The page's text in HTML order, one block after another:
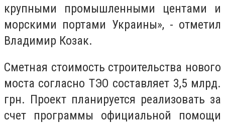
крупными промышленными центами и
морскими портами Украины», - отметил
Владимир Козак.
Сметная стоимость строительства нового
моста согласно ТЭО составляет 3,5 млрд.
грн. Проект планируется реализовать за
счет программы официальной помощи